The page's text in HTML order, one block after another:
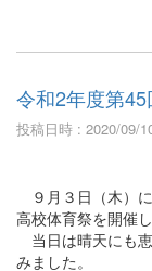
令和2年度第45
投稿日時 : 2020/09/
９月３日（木）
高校体育祭を開催し
当日は晴天にも
みました。